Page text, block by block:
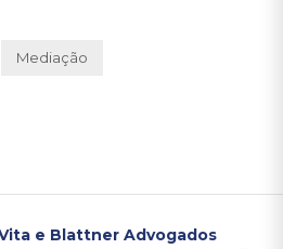
Mediação
e Blattner Advogados